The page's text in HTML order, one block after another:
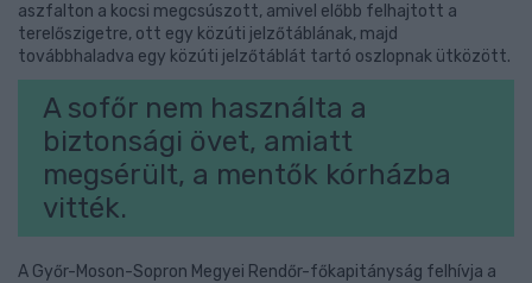
aszfalton a kocsi megcsúszott, amivel előbb felhajtott a
terelőszigetre, ott egy közúti jelzőtáblának, majd
továbbhaladva egy közúti jelzőtáblát tartó oszlopnak ütközött.
A sofőr nem használta a
biztonsági övet, amiatt
megsérült, a mentők kórházba
vitték.
A Győr-Moson-Sopron Megyei Rendőr-főkapitányság felhívja a